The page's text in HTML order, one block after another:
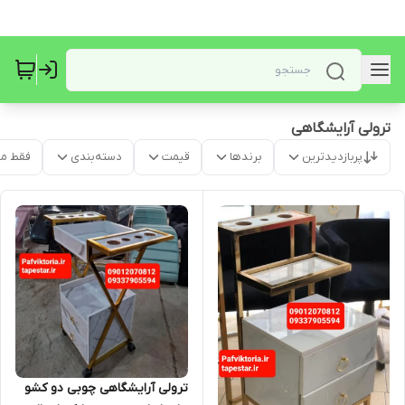
ترولی آرایشگاهی
پربازدیدترین برندها قیمت دسته‌بندی فقط
ترولی آرایشگاهی چوبی دو کشو